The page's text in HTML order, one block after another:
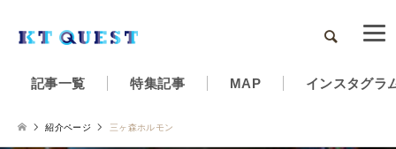
検索
記事一覧 特集記事 MAP インスタグラ
紹介ページ 三ヶ森ホルモン